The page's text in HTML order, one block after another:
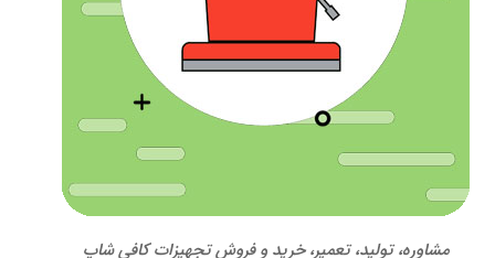
مشاوره، تولید، تعمیر، خرید و فروش تجهیزات کافی شاپ